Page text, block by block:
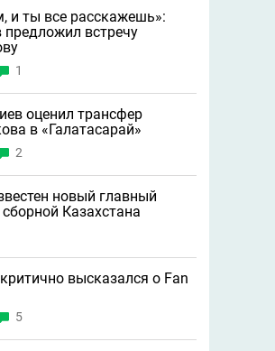
и ты все расскажешь»:
предложил встречу
1
оценил трансфер
в «Галатасарай»
2
новый главный
Казахстана
высказался о Fan
5